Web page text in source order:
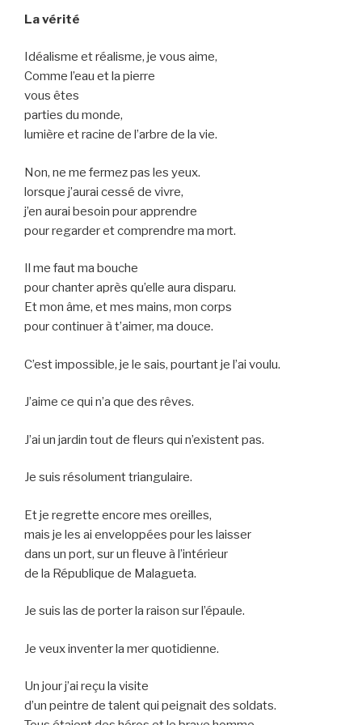
La vérité
Idéalisme et réalisme, je vous aime,
Comme l’eau et la pierre
vous êtes
parties du monde,
lumière et racine de l’arbre de la vie.
Non, ne me fermez pas les yeux.
lorsque j’aurai cessé de vivre,
j’en aurai besoin pour apprendre
pour regarder et comprendre ma mort.
Il me faut ma bouche
pour chanter après qu’elle aura disparu.
Et mon âme, et mes mains, mon corps
pour continuer à t’aimer, ma douce.
C’est impossible, je le sais, pourtant je l’ai voulu.
J’aime ce qui n’a que des rêves.
J’ai un jardin tout de fleurs qui n’existent pas.
Je suis résolument triangulaire.
Et je regrette encore mes oreilles,
mais je les ai enveloppées pour les laisser
dans un port, sur un fleuve à l’intérieur
de la République de Malagueta.
Je suis las de porter la raison sur l’épaule.
Je veux inventer la mer quotidienne.
Un jour j’ai reçu la visite
d’un peintre de talent qui peignait des soldats.